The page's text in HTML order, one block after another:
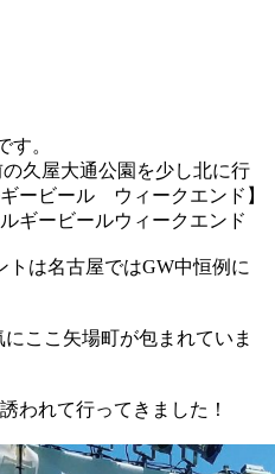
す。
久屋大通公園を少し北に行
ービール ウィークエンド】
ギービールウィークエンド
トは名古屋ではGW中恒例に
ここ矢場町が包まれていま
われて行ってきました！